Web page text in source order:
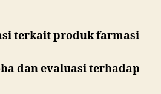
terkait produk farmasi
dan evaluasi terhadap